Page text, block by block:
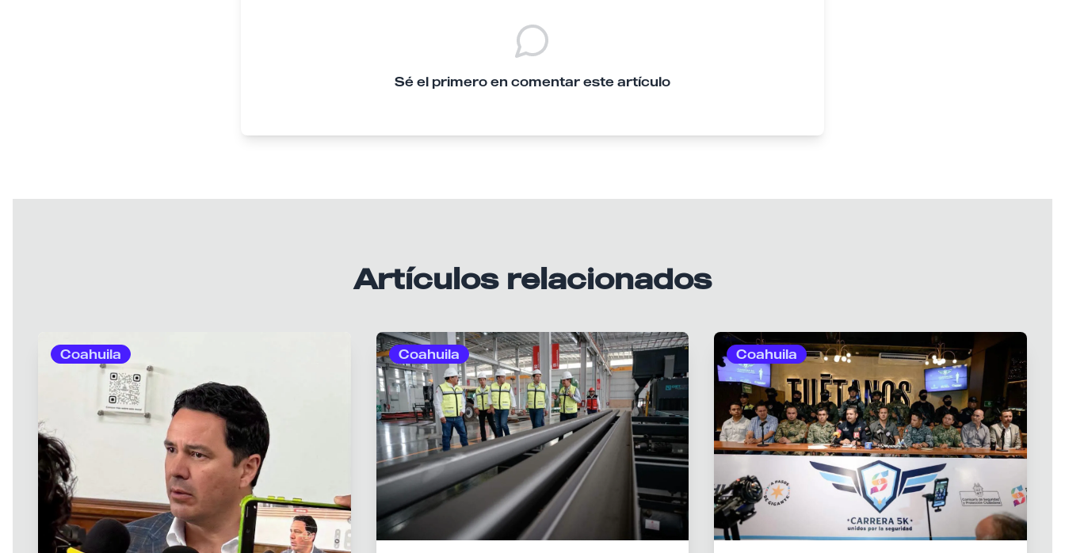
Sé el primero en comentar este artículo
Artículos relacionados
Coahuila Coahuila Coahuila